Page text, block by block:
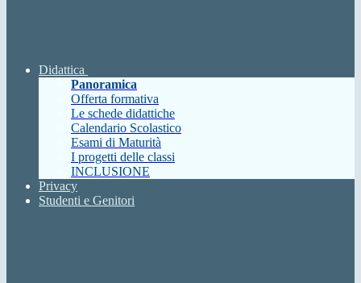
Didattica
Panoramica
Offerta formativa
Le schede didattiche
Calendario Scolastico
Esami di Maturità
I progetti delle classi
INCLUSIONE
Privacy
Studenti e Genitori